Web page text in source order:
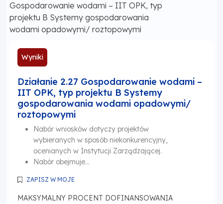
Gospodarowanie wodami – IIT OPK, typ
projektu B Systemy gospodarowania
wodami opadowymi/ roztopowymi
Wyniki
Działanie 2.27 Gospodarowanie wodami –
IIT OPK, typ projektu B Systemy
gospodarowania wodami opadowymi/
roztopowymi
Nabór wniosków dotyczy projektów
wybieranych w sposób niekonkurencyjny,
ocenianych w Instytucji Zarządzającej.
Nabór obejmuje...
ZAPISZ W MOJE
MAKSYMALNY PROCENT DOFINANSOWANIA